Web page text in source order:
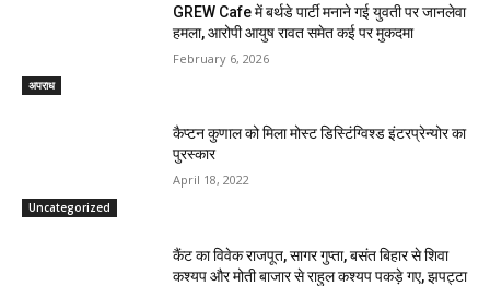
अपराध
GREW Cafe में बर्थडे पार्टी मनाने गई युवती पर जानलेवा
हमला, आरोपी आयुष रावत समेत कई पर मुकदमा
February 6, 2026
Uncategorized
कैप्टन कुणाल को मिला मोस्ट डिस्टिंग्विश्ड इंटरप्रेन्योर का
पुरस्कार
April 18, 2022
कैंट का विवेक राजपूत, सागर गुप्ता, बसंत बिहार से शिवा
कश्यप और मोती बाजार से राहुल कश्यप पकड़े गए, झपट्टा